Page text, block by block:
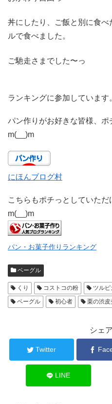
丼にしたり、ご飯と別に食
ルで食べました。
ご馳走さまでした〜っ
ランキングに参加しています
パン作りがお好きな皆様、ポ
m(__)m
にほんブログ村
こちらもポチっとしていただ
m(__)m
パン・お菓子作りランキング
ベーグル
くり コストコの粉 ツル
ベーグル
初心者 栗の渋皮
シェ
Twitter
LINE